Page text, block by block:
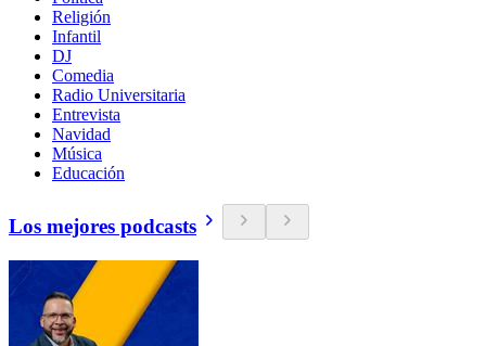
Religión
Infantil
DJ
Comedia
Radio Universitaria
Entrevista
Navidad
Música
Educación
Los mejores podcasts